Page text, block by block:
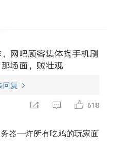
器一炸所有吃鸡的玩家面